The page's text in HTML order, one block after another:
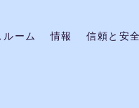
ルーム 情報 信頼と安全